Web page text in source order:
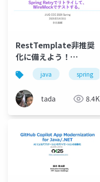
RestTemplate非推奨
化に備えよう！
RestClient入門、そし
てリニューアルされた
Spring Retryでリトラ
イして、WireMockで
テストする。
java spring
tada 8.4K